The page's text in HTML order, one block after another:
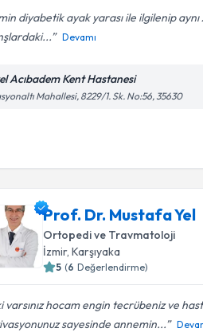
diyabetik ayak yarası ile ilgilenip
Devamı
Acıbadem Kent Hastanesi
Mahallesi, 8229/1. Sk. No:56, 35630
Prof. Dr. Mustafa Yel
Ortopedi ve Travmatoloji
İzmir, Karşıyaka
5 (6 Değerlendirme)
varsınız hocam engin tecrübeniz ve
sayesinde annemin...